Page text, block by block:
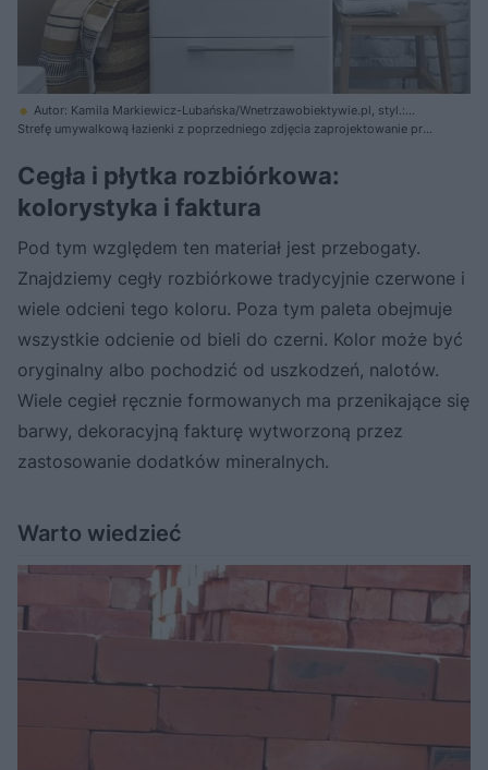
Autor: Kamila Markiewicz-Lubańska/Wnetrzawobiektywie.pl, styl.:
Maria Szymańska
Strefę umywalkową łazienki z poprzedniego zdjęcia zaprojektowanie przy
łazienek. Przy szafce stoi stylowy kosz kupiony na Hm.com.
Cegła i płytka rozbiórkowa:
kolorystyka i faktura
Pod tym względem ten materiał jest przebogaty.
Znajdziemy cegły rozbiórkowe tradycyjnie czerwone i
wiele odcieni tego koloru. Poza tym paleta obejmuje
wszystkie odcienie od bieli do czerni. Kolor może być
oryginalny albo pochodzić od uszkodzeń, nalotów.
Wiele cegieł ręcznie formowanych ma przenikające się
barwy, dekoracyjną fakturę wytworzoną przez
zastosowanie dodatków mineralnych.
Warto wiedzieć